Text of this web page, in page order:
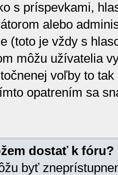
s príspevkami,
alebo
(toto je vždy s
môžu užívatelia
voľby to
opatrením sa
dostať k fóru?
byť